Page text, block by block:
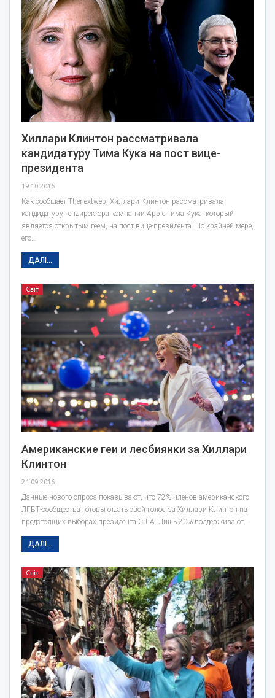
Хиллари Клинтон рассматривала
кандидатуру Тима Кука на пост вице-
президента
19.10.2016
Как сообщает Тhenextweb, Хиллари Клинтон рассматривала
кандидатуру гендиректора компании Apple Тима Кука, который
является открытым геем, на пост вице-президента. По крайней мере,
его…
ДАЛІ...
Світ
Американские геи и лесбиянки за Хиллари
Клинтон
24.09.2016
Данные нового опроса показывают, что 72% членов американского
ЛГБТ-сообщества готовы отдать свой голос за Хиллари Клинтон на
предстоящих выборах президента США. Лишь 20% поддерживают…
ДАЛІ...
Світ